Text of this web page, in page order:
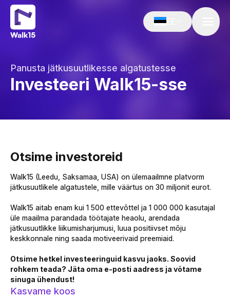
EE
Panusta jätkusuutlikesse algatustesse‌‍‍‍‍‌‍‍‌‌‌‍‌‌‌‍‌‌‌‍‍‌‍‌‍‍‌‌‌‍‌‌‌‍‌‌‌‌‍‍‍‌‍‌‌‌‌‍‌‌‌‍‌‌‌‍‌‌‍‌‌‍‌‌‍‍‌‍‍‍‌‌‌‍‍‍‌‍‍‌‌‌‍‍‌‌‍‌‍‌‌‍‍‍‌‌‍‍‌‌‍‍‍‌‍‌‌‌‌‍‍‌‍‍‍‍‌‌‍‍‍‌‌‍‌‌‌‍‍‍‌‌‍‍‌‌‍‌‍‌‌‌‌‌‌‍‍‌‌‌‌‍‌‌‍‍‌‌‍‍‍‌‌‍‍‌‌‍‌‍‌‌‌‍‌‍‍‍‌‌‌‍‍‌‍‌‌‌‌‌‍‍‌‌‍‌‍‌‌‍‍‍‌‌‍‌‌‌‍‍‌‍‍‍‍‌‌‌‍‌‍‍‍‌‌‌‍‍‍‌‌‍‍‌‌‍‍‍‌‍‌‍‌‌‍‍‌‌‌‍‌‌‌‍‍‍‌‍‌‌‌‌‍‍‌‍‌‌‍‌‌‍‍‍‌‍‌‌‌‌‍‍‌‍‍‌‌‌‌‍‍‌‌‍‌‍‌‌‌‍‌‌‌‍‌‌‌‍‍‍‍‍‌‍‌‌‌‌‌‍‌‍‌‌
Investeeri Walk15-sse‌‍‍‍‍‌‍‍‌‌‌‍‌‌‌‍‌‌‌‍‍‌‍‌‍‍‌‌‌‍‌‌‌‍‌‌‌‌‍‍‍‌‍‌‌‌‌‍‌‌‌‍‌‌‌‍‌‌‍‌‌‍‌‌‍‍‌‍‍‍‌‌‌‍‍‍‌‍‍‌‌‌‍‍‌‌‍‌‍‌‌‍‍‍‌‌‍‍‌‌‍‍‍‌‍‌‌‌‌‍‍‌‍‍‍‍‌‌‍‍‍‌‌‍‌‌‌‍‍‍‌‌‍‍‌‌‍‌‍‌‌‌‌‌‌‍‍‌‌‌‌‍‌‌‍‍‌‌‍‍‍‌‌‍‍‌‌‍‌‍‌‌‌‍‌‍‍‍‌‌‌‍‍‌‍‌‌‌‌‌‍‍‌‌‍‌‍‌‌‍‍‍‌‌‍‌‌‌‍‍‌‍‍‍‍‌‌‌‍‌‍‍‍‌‌‌‍‍‍‌‍‌‌‌‌‍‍‌‍‌‌‍‌‌‍‍‍‌‍‌‌‌‌‍‍‌‍‍‌‌‌‌‍‍‌‌‍‌‍‌‌‌‍‌‌‌‍‌‌‌‍‍‍‍‍‌‍‌‌‌‌‌‍‌‍‌‌
Otsime investoreid‌‍‍‍‍‌‍‍‌‌‌‍‌‌‌‍‌‌‌‍‍‌‍‌‍‍‌‌‌‍‌‌‌‍‌‌‌‌‍‍‍‌‍‌‌‌‌‍‌‌‌‍‌‌‌‍‌‌‍‌‌‍‌‌‍‍‌‍‍‍‌‌‌‍‍‍‌‍‍‌‌‌‍‍‌‌‍‌‍‌‌‍‍‍‌‌‍‍‌‌‍‍‍‌‍‌‌‌‌‍‍‌‍‍‍‍‌‌‍‍‍‌‌‍‌‌‌‍‍‍‌‌‍‍‌‌‍‌‍‌‌‌‌‌‌‍‍‌‌‌‌‍‌‌‍‍‌‌‍‍‍‌‌‍‍‌‌‍‌‍‌‌‌‍‌‍‍‍‌‌‌‍‍‌‍‌‌‍‌‌‍‍‌‍‍‍‌‌‌‍‍‍‌‍‍‌‌‌‍‍‌‌‍‌‍‌‌‍‍‍‌‌‍‍‌‌‍‍‍‌‍‌‌‌‌‍‍‌‍‍‍‍‌‌‍‍‍‌‌‍‌‌‌‍‌‌‍‌‌‍‌‌‍‍‌‍‍‍‌‌‌‍‍‍‌‌‌‍‌‌‍‍‍‌‍‌‍‌‌‍‍‌‍‌‌‍‌‌‍‍‍‌‌‍‌‌‌‍‍‍‍‌‌‍‌‌‍‌‌‌‍‍‌‌‌‍‍‌‍‍‍‍‌‌‍‍‍‌‌‍‌‌‌‍‍‌‍‍‌‍‌‌‍‌‍‌‌‍‍‌‌‍‍‌‌‍‌‍‌‌‍‍‌‌‌‍‍‌‌‍‍‍‌‍‌‌‌‌‍‍‌‍‌‌‍‌‌‍‍‌‍‍‍‍‌‌‍‍‌‍‍‍‌‌‌‌‍‌‍‍‍‌‌‌‍‍‌‌‌‍‍‌‌‍‍‍‌‍‌‌‌‌‍‍‌‌‌‌‍‌‌‌‍‌‍‍‍‌‌‌‍‍‍‌‍‌‌‌‌‍‍‌‍‌‌‍‌‌‍‍‍‌‍‌‌‌‌‍‍‌‍‍‌‌‌‌‍‍‌‌‍‌‍‌‌‌‍‌‌‌‍‌‌‌‍‍‍‍‍‌‍‌‌‌‌‌‍‌‍‌‌
Walk15 (Leedu, Saksamaa, USA) on ülemaailmne platvorm
jätkusuutlikele algatustele, mille väärtus on 30 miljonit eurot.
Walk15 aitab enam kui 1 500 ettevõttel ja 1 000 000 kasutajal
üle maailma parandada töötajate heaolu, arendada
jätkusuutlikke liikumisharjumusi, luua positiivset mõju
keskkonnale ning saada motiveerivaid preemiaid.
Otsime hetkel investeeringuid kasvu jaoks. Soovid
rohkem teada? Jäta oma e-posti aadress ja võtame
sinuga ühendust!
Kasvame koos‌‍‍‍‍‌‍‍‌‌‌‍‌‌‌‍‌‌‌‍‍‌‍‌‍‍‌‌‌‍‌‌‌‍‌‌‌‌‍‍‍‌‍‌‌‌‌‍‌‌‌‍‌‌‌‍‌‌‍‌‌‍‌‌‍‍‌‍‍‍‌‌‌‍‍‍‌‍‍‌‌‌‍‍‌‌‍‌‍‌‌‍‍‍‌‌‍‍‌‌‍‍‍‌‍‌‌‌‌‍‍‌‍‍‍‍‌‌‍‍‍‌‌‍‌‌‌‍‍‍‌‌‍‍‌‌‍‌‍‌‌‌‌‌‌‍‍‌‌‌‌‍‌‌‍‍‌‌‍‍‍‌‌‍‍‌‌‍‌‍‌‌‌‍‌‍‍‍‌‌‌‍‍‌‍‌‌‍‌‌‍‍‌‍‍‍‌‌‌‍‍‍‌‍‍‌‌‌‍‍‌‌‍‌‍‌‌‍‍‍‌‌‍‍‌‌‍‍‍‌‍‌‌‌‌‍‍‌‍‍‍‍‌‌‍‍‍‌‌‍‌‌‌‍‌‌‍‌‌‍‌‌‍‍‌‍‍‍‌‌‌‍‍‍‌‌‌‍‌‌‍‍‍‌‍‌‍‌‌‍‍‌‍‌‌‍‌‌‍‍‍‌‌‍‌‌‌‍‍‍‍‌‌‍‌‌‍‌‌‌‍‍‌‌‌‍‍‌‍‍‍‍‌‌‍‍‍‌‌‍‌‌‌‍‍‌‍‍‌‍‌‌‍‌‍‌‌‍‍‌‌‍‍‌‌‍‌‍‌‌‍‍‌‌‌‍‍‌‌‍‍‍‌‍‌‌‌‌‍‍‌‍‌‌‍‌‌‍‍‌‍‍‍‍‌‌‍‍‌‍‍‍‌‌‌‌‍‌‍‍‍‌‌‌‍‍‌‌‍‍‌‌‌‍‍‌‍‍‍‍‌‌‍‍‍‌‌‍‌‌‌‍‍‌‍‍‌‍‌‌‌‍‌‍‍‍‌‌‌‍‍‍‌‍‌‌‌‌‍‍‌‍‌‌‍‌‌‍‍‍‌‍‌‌‌‌‍‍‌‍‍‌‌‌‌‍‍‌‌‍‌‍‌‌‌‍‌‌‌‍‌‌‌‍‍‍‍‍‌‍‌‌‌‌‌‍‌‍‌‌